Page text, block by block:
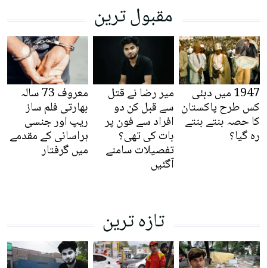
مقبول ترین
1947 میں دبئی
کس طرح پاکستان
کا حصہ بنتے بنتے
رہ گیا؟
میر رضا نے قتل
سے قبل کن دو
افراد سے فون پر
بات کی تھی؟
تفصیلات سامنے
آگئیں
معروف 73 سالہ
بھارتی فلم ساز
ریپ اور جنسی
ہراسانی کے مقدمے
میں گرفتار
تازہ ترین